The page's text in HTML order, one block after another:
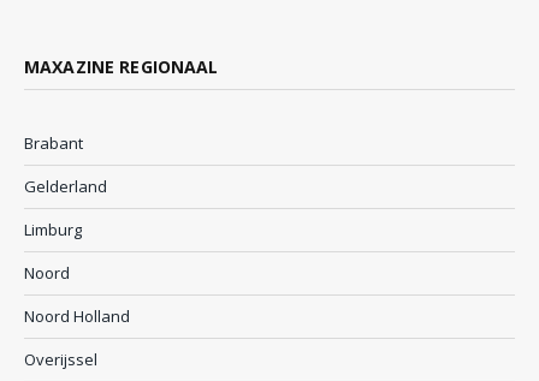
MAXAZINE REGIONAAL
Brabant
Gelderland
Limburg
Noord
Noord Holland
Overijssel